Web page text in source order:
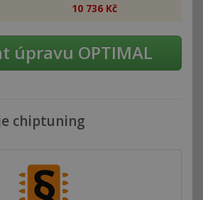
10 736 Kč
úpravu OPTIMAL
chiptuning